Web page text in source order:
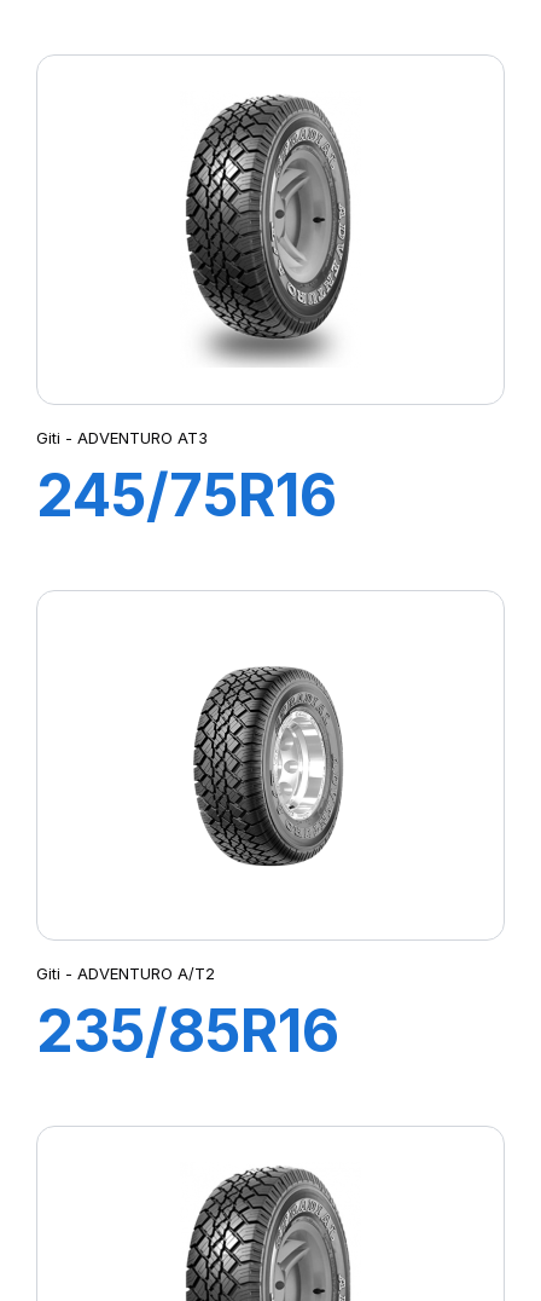
GAR558
Giti - ADVENTURO AT3
245/75R16
AT3 WL
Giti - ADVENTURO A/T2
235/85R16
ADVENTURO